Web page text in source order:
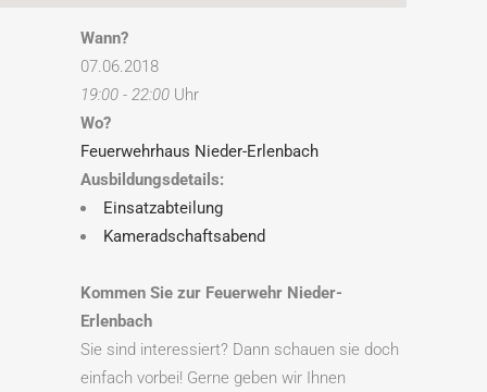
Wann?
07.06.2018
19:00 - 22:00 Uhr
Wo?
Feuerwehrhaus Nieder-Erlenbach
Ausbildungsdetails:
Einsatzabteilung
Kameradschaftsabend
Kommen Sie zur Feuerwehr Nieder-
Erlenbach
Sie sind interessiert? Dann schauen sie doch
einfach vorbei! Gerne geben wir Ihnen